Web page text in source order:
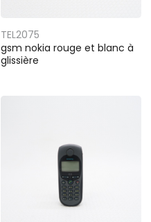
TEL2075
gsm nokia rouge et blanc à
glissière